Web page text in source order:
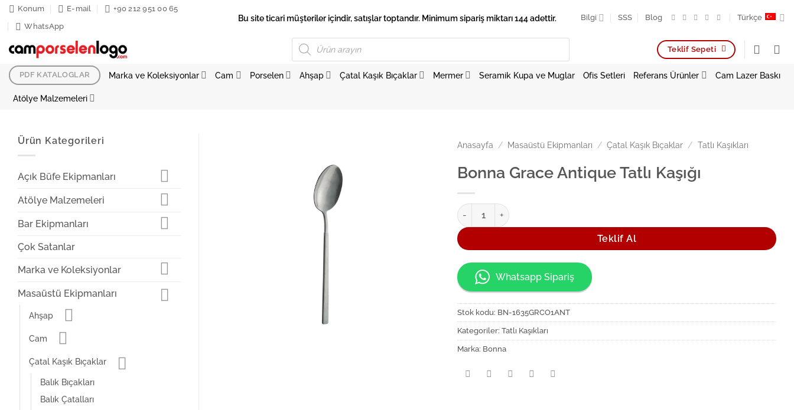
İçeriğe
atla
Konum E-mail
+90 212 951 00 65
WhatsApp
Bu site ticari müşteriler içindir, satışlar toptandır. Minimum sipariş miktarı 144 adettir. Bilgi SSS Blog Türkçe
Products
search
Teklif Sepeti
PDF KATALOGLAR Marka ve Koleksiyonlar Cam Porselen Ahşap Çatal Kaşık Bıçaklar Mermer Seramik Kupa ve Muglar Ofis Setleri Referans Ürünler Cam Lazer Baskı
Atölye Malzemeleri
Ürün Kategorileri
Açık Büfe Ekipmanları
Atölye Malzemeleri
Bar Ekipmanları
Çok Satanlar
Marka ve Koleksiyonlar
Masaüstü Ekipmanları
Ahşap
Cam
Çatal Kaşık Bıçaklar
Balık Bıçakları
Balık Çatalları
Anasayfa / Masaüstü Ekipmanları / Çatal Kaşık Bıçaklar / Tatlı Kaşıkları
Bonna Grace Antique Tatlı Kaşığı
Bonna Grace Antique Tatlı Kaşığı adet
Teklif Al
Whatsapp Sipariş
Stok kodu: BN-1635GRCO1ANT
Kategoriler:Tatlı Kaşıkları
Marka: Bonna